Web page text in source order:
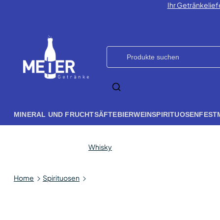
Ihr
MINERAL UND FRUCHTSÄFTEBIERWEINSPIRITUOSEN
Home Spirituosen
Whisky